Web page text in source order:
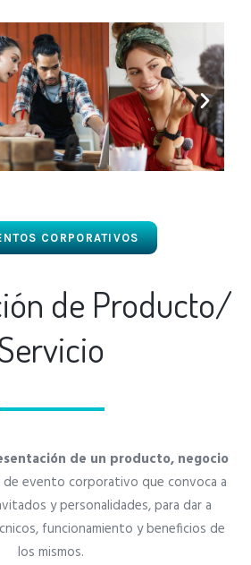
CORPORATIVOS
de Producto/
de un producto, negocio
evento corporativo que convoca a
y personalidades, para dar a
funcionamiento y beneficios de
los mismos.